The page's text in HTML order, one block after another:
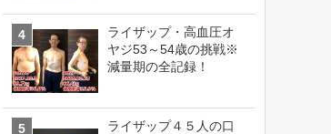
ライザップ・高血圧オ
ヤジ53～54歳の挑戦※
減量期の全記録！
ライザップ４５人の口